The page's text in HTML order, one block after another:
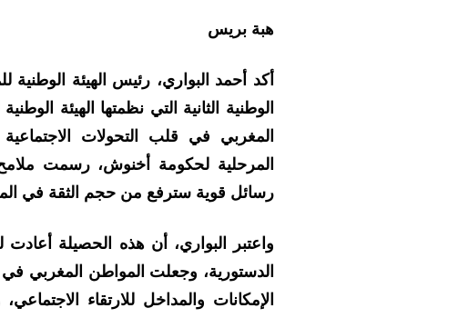
هبة بريس
أكد أحمد البواري، رئيس الهيئة الوطنية
الوطنية الثانية التي نظمتها الهيئة
المغربي في قلب التحولات
المرحلية لحكومة أخنوش، رسمت
رسائل قوية سترفع من حجم الثقة في
واعتبر البواري، أن هذه الحصيلة أعادت
الدستورية، وجعلت المواطن المغربي
الإمكانات والمداخل للارتقاء